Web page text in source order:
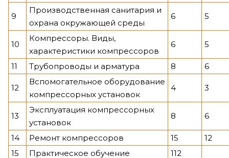
9
Производственная санитария и
охрана окружающей среды
6 5
10
Компрессоры. Виды,
характеристики компрессоров
6 5
11 Трубопроводы и арматура 8 6
12
Вспомогательное оборудование
компрессорных установок
4 3
13
Эксплуатация компрессорных
установок
8 6
14 Ремонт компрессоров 15
12
15
Практическое обучение 112